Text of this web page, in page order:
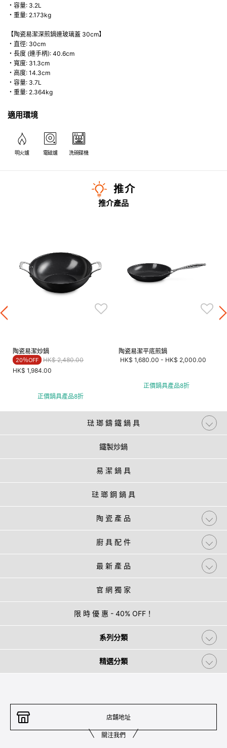
・容量: 3.2L
・重量: 2.173kg
【陶瓷易潔深煎鍋連玻璃蓋 30cm】
・直徑: 30cm
・長度 (連手柄): 40.6cm
・寬度: 31.3cm
・高度: 14.3cm
・容量: 3.7L
・重量: 2.364kg
適用環境
明火爐 電磁爐 洗碗碟機
推介
推介產品
陶瓷易潔炒鍋
20％OFF Price reduced from
HK$ 2,480.00to
HK$ 1,984.00
正價鍋具產品8折
陶瓷易潔平底煎鍋
HK$ 1,680.00 - HK$ 2,000.00
正價鍋具產品8折
琺 瑯 鑄 鐵 鍋 具
鐵製炒鍋
易 潔 鍋 具
琺 瑯 鋼 鍋 具
陶 瓷 產 品
廚 具 配 件
最 新 產 品
官 網 獨 家
限 時 優 惠 - 40% OFF！
系列分類
精選分類
店舖地址
關注我們